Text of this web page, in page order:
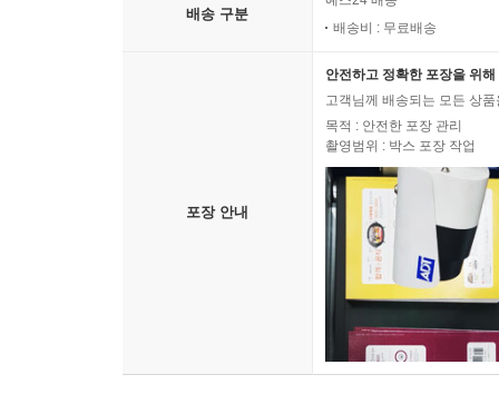
배송 구분
배송비 : 무료배송
포장 안내
안전하고 정확한 포장을 위
고객님께 배송되는 모든 상
목적 : 안전한 포장 관리
촬영범위 : 박스 포장 작업